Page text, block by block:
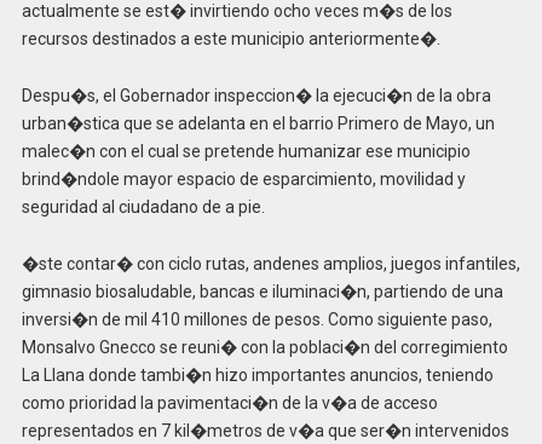
actualmente se est� invirtiendo ocho veces m�s de los
recursos destinados a este municipio anteriormente�.
Despu�s, el Gobernador inspeccion� la ejecuci�n de la obra
urban�stica que se adelanta en el barrio Primero de Mayo, un
malec�n con el cual se pretende humanizar ese municipio
brind�ndole mayor espacio de esparcimiento, movilidad y
seguridad al ciudadano de a pie.
�ste contar� con ciclo rutas, andenes amplios, juegos infantiles,
gimnasio biosaludable, bancas e iluminaci�n, partiendo de una
inversi�n de mil 410 millones de pesos. Como siguiente paso,
Monsalvo Gnecco se reuni� con la poblaci�n del corregimiento
La Llana donde tambi�n hizo importantes anuncios, teniendo
como prioridad la pavimentaci�n de la v�a de acceso
representados en 7 kil�metros de v�a que ser�n intervenidos